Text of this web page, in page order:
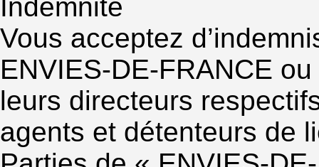
Indemnité
Vous acceptez
ENVIES-DE-FRANCE
leurs directeurs
agents et détenteurs de